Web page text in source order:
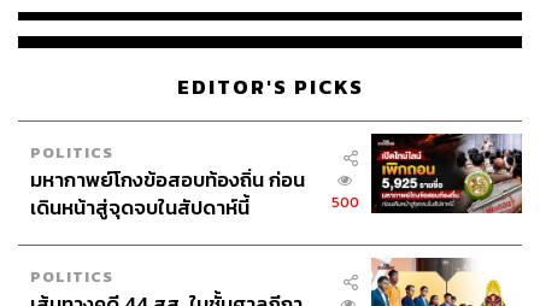
EDITOR'S PICKS
POLITICS
มหากาพย์โกงข้อสอบท้องถิ่น ก่อน
เดินหน้าสู่จุดจบในสัปดาห์นี้
500
POLITICS